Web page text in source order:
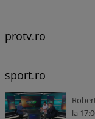
protv.ro
sport.ro
la